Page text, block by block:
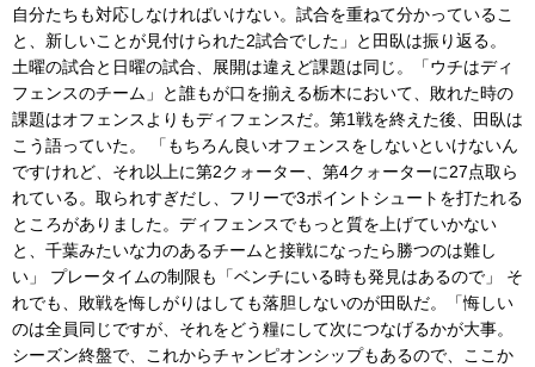
自分たちも対応しなければいけない。試合を重ねて分かっているこ
と、新しいことが見付けられた2試合でした」と田臥は振り返る。
土曜の試合と日曜の試合、展開は違えど課題は同じ。「ウチはディ
フェンスのチーム」と誰もが口を揃える栃木において、敗れた時の
課題はオフェンスよりもディフェンスだ。第1戦を終えた後、田臥は
こう語っていた。 「もちろん良いオフェンスをしないといけないん
ですけれど、それ以上に第2クォーター、第4クォーターに27点取ら
れている。取られすぎだし、フリーで3ポイントシュートを打たれる
ところがありました。ディフェンスでもっと質を上げていかない
と、千葉みたいな力のあるチームと接戦になったら勝つのは難し
い」 プレータイムの制限も「ベンチにいる時も発見はあるので」 そ
れでも、敗戦を悔しがりはしても落胆しないのが田臥だ。「悔しい
のは全員同じですが、それをどう糧にして次につなげるかが大事。
シーズン終盤で、これからチャンピオンシップもあるので、ここか